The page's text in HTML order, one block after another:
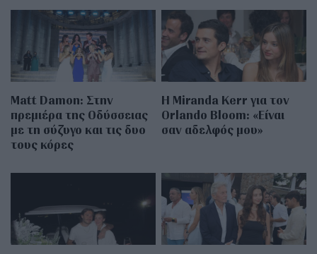
Matt Damon: Στην
πρεμιέρα της Οδύσσειας
με τη σύζυγο και τις δυο
τους κόρες
Η Miranda Kerr για τον
Orlando Bloom: «Είναι
σαν αδελφός μου»